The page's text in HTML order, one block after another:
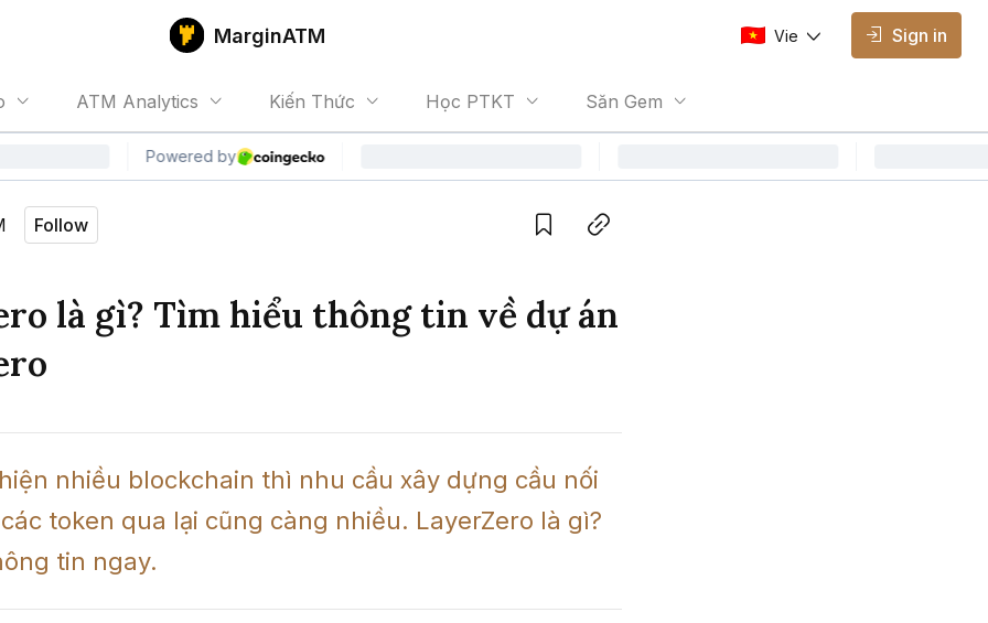
MarginATM
ATM Analytics Kiến Thức Học PTKT Săn Gem
Vie
Vietnamese
Sign in
Follow
là gì? Tìm hiểu thông tin về dự án
nhiều blockchain thì nhu cầu xây dựng cầu nối
token qua lại cũng càng nhiều. LayerZero là gì?
tin ngay.